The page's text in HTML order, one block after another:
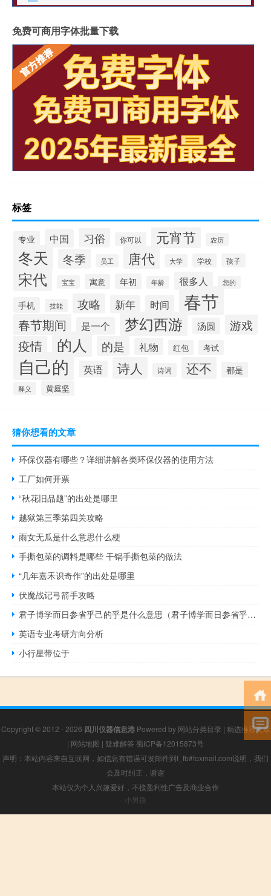
免费可商用字体批量下载
标签
专业 中国 习俗 你可以 元宵节 农历
冬天 冬季 员工 唐代 大学 学校 孩子
宋代 宝宝 寓意 年初 年龄 很多人 您的
手机 技能 攻略 新年 时间 春节
春节期间 是一个 梦幻西游 汤圆 游戏
疫情 的人 的是 礼物 红包 考试
自己的 英语 诗人 诗词 还不 都是
释义 黄庭坚
猜你想看的文章
环保仪器有哪些？详细讲解各类环保仪器的使用方法
工厂如何开票
“秋花旧品题”的出处是哪里
越狱第三季第四关攻略
雨女无瓜是什么意思什么梗
手撕包菜的调料是哪些 干锅手撕包菜的做法
“几年嘉禾识奇作”的出处是哪里
伏魔战记弓箭手攻略
君子博学而日参省乎己的乎是什么意思（君子博学而日参省乎己的乎）
英语专业考研方向分析
小行星带位于
Copyright © 2012 - 2026 四川仪器信息港Powered by 网站分类目录 | 精选推荐文章
| 网站地图 | 疑难解答 蜀ICP备12015873号
声明：本站内容来自互联网，如信息有错误可发邮件到f_fb#foxmail.com说明，我们
会及时纠正，谢谢
本站仅为个人兴趣爱好，不接盈利性广告及商业合作
小男孩